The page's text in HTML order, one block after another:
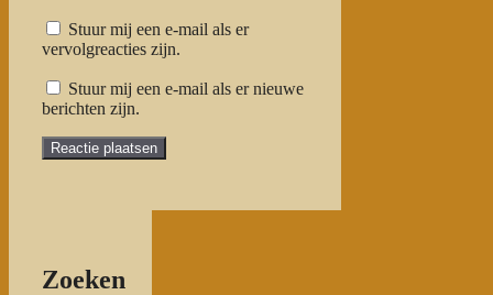
Stuur mij een e-mail als er
vervolgreacties zijn.
Stuur mij een e-mail als er nieuwe
berichten zijn.
Zoeken